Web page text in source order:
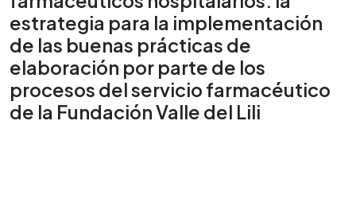
estrategia para la implementación
de las buenas prácticas de
elaboración por parte de los
procesos del servicio farmacéutico
de la Fundación Valle del Lili